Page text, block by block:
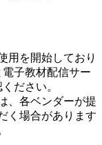
用を開始しており
電子教材配信サー
ださい。
、各ベンダーが提
く場合があります